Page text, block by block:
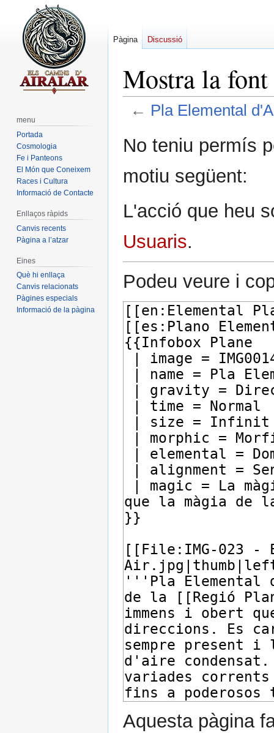
Mostra la
← Pla Elemental
a
navegació
a
cerca
No teniu permís
motiu següent:
L'acció que heu
Usuaris.
Podeu veure i
Aquesta pàgina
Pàgina Discussió
menu
Portada
Cosmologia
Fe i Panteons
El Món que Coneixem
Races i Cultura
Informació de Contacte
Enllaços ràpids
Canvis recents
Pàgina a l’atzar
Eines
Què hi enllaça
Canvis relacionats
Pàgines especials
Informació de la pàgina